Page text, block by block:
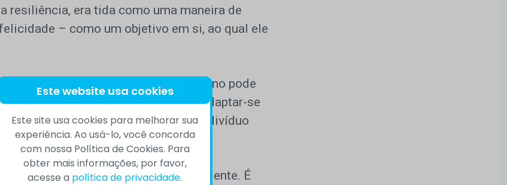
resiliência, era tida como uma maneira de
– como um objetivo em si, ao qual ele
a capacidade que todo ser humano pode
obstáculos, vencer dores. Enfim, adaptar-se
positivas, mesmo que o indivíduo
novas metas para suas atitudes.
dizer que a pessoa não nasce resiliente. É
Este website usa cookies
Este site usa cookies para melhorar sua
experiência. Ao usá-lo, você concorda
com nossa Política de Cookies. Para
obter mais informações, por favor,
acesse a política de privacidade.